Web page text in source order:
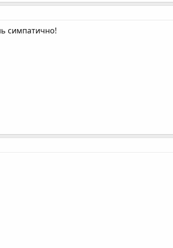
симпатично!